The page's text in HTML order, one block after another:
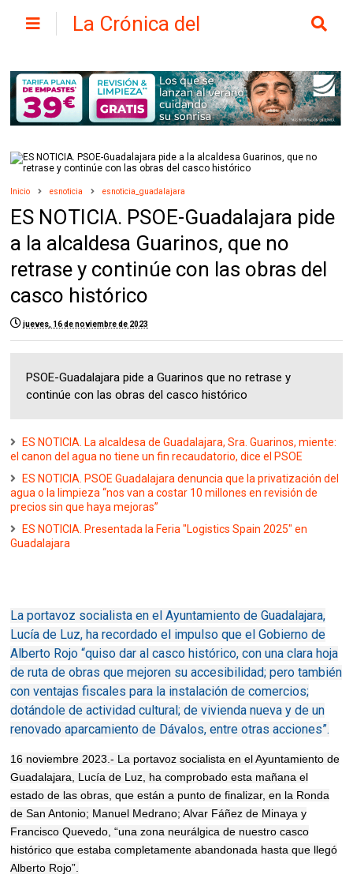
La Crónica del
Inicio esnoticia esnoticia_guadalajara
ES NOTICIA. PSOE-Guadalajara pide
a la alcaldesa Guarinos, que no
retrase y continúe con las obras del
casco histórico
jueves, 16 de noviembre de 2023
PSOE-Guadalajara pide a Guarinos que no retrase y
continúe con las obras del casco histórico
ES NOTICIA. La alcaldesa de Guadalajara, Sra. Guarinos, miente:
el canon del agua no tiene un fin recaudatorio, dice el PSOE
ES NOTICIA. PSOE Guadalajara denuncia que la privatización del
agua o la limpieza “nos van a costar 10 millones en revisión de
precios sin que haya mejoras”
ES NOTICIA. Presentada la Feria "Logistics Spain 2025" en
Guadalajara
La portavoz socialista en el Ayuntamiento de Guadalajara,
Lucía de Luz, ha recordado el impulso que el Gobierno de
Alberto Rojo “quiso dar al casco histórico, con una clara hoja
de ruta de obras que mejoren su accesibilidad; pero también
con ventajas fiscales para la instalación de comercios;
dotándole de actividad cultural; de vivienda nueva y de un
renovado aparcamiento de Dávalos, entre otras acciones”.
16 noviembre 2023.- La portavoz socialista en el Ayuntamiento de
Guadalajara, Lucía de Luz, ha comprobado esta mañana el
estado de las obras, que están a punto de finalizar, en la Ronda
de San Antonio; Manuel Medrano; Alvar Fáñez de Minaya y
Francisco Quevedo, “una zona neurálgica de nuestro casco
histórico que estaba completamente abandonada hasta que llegó
Alberto Rojo”.